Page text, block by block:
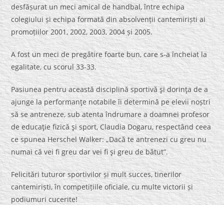
desfășurat un meci amical de handbal, între echipa
colegiului și echipa formată din absolvenții cantemiriști ai
promoțiilor 2001, 2002, 2003, 2004 și 2005.
A fost un meci de pregătire foarte bun, care s-a încheiat la
egalitate, cu scorul 33-33.
Pasiunea pentru această disciplină sportivă şi dorinţa de a
ajunge la performanţe notabile îi determină pe elevii noștri
să se antreneze, sub atenta îndrumare a doamnei profesor
de educaţie fizică şi sport, Claudia Dogaru, respectând ceea
ce spunea Herschel Walker: „Dacă te antrenezi cu greu nu
numai că vei fi greu dar vei fi şi greu de bătut”.
Felicitări tuturor sportivilor și mult succes, tinerilor
cantemiriști, în competițiile oficiale, cu multe victorii și
podiumuri cucerite!